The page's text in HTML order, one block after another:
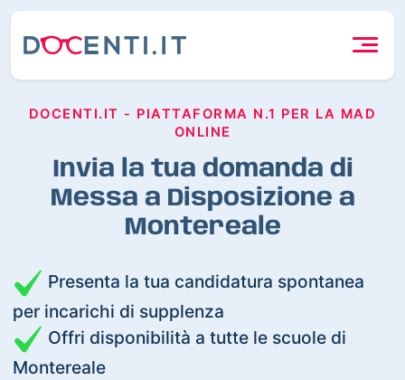
DOCENTI.IT - PIATTAFORMA N.1 PER LA MAD
ONLINE
Invia la tua domanda di
Messa a Disposizione a
Montereale
Presenta la tua candidatura spontanea
per incarichi di supplenza
Offri disponibilità a tutte le scuole di
Montereale